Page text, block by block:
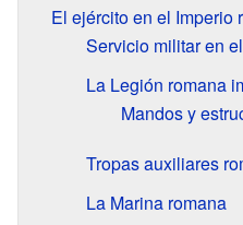
El ejército en el Imperio
Servicio militar en
La Legión romana
Mandos y
Tropas auxiliares
La Marina romana